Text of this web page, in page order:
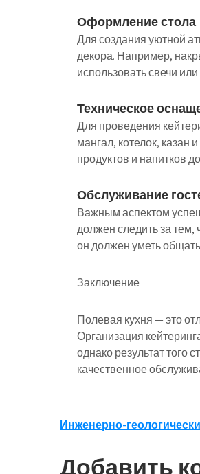
Оформление стола
Для создания уютной
декора. Например,
использовать свечи
Техническое
Для проведения
мангал, котелок, казан
продуктов и напитков
Обслуживание
Важным аспектом
должен следить за
он должен уметь
Заключение
Полевая кухня — это
Организация
однако результат того
качественное
Навигация
по
Инженерно-
Добавить